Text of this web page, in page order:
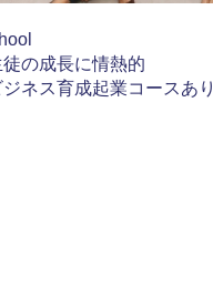
の成長に情熱的
ネス育成起業コースあり